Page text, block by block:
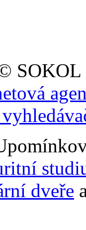
dveře